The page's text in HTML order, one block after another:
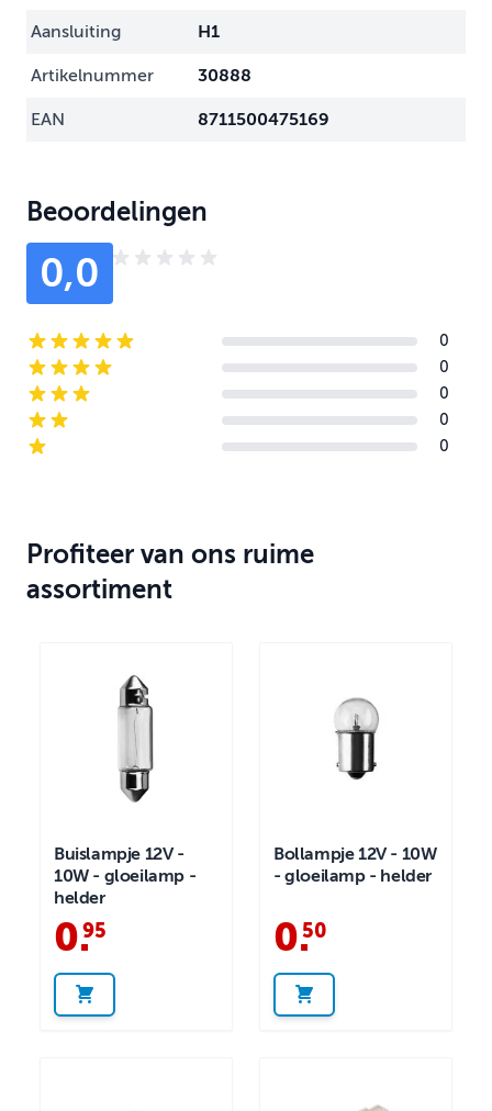
Aansluiting H1
Artikelnummer 30888
EAN 8711500475169
Beoordelingen
0,0
5-star reviews
0
4-star reviews
0
3-star reviews
0
2-star reviews
0
1-star reviews
0
Profiteer van ons ruime
assortiment
Buislampje 12V -
10W - gloeilamp -
helder
0.
95
Bollampje 12V - 10W
- gloeilamp - helder
0.
50